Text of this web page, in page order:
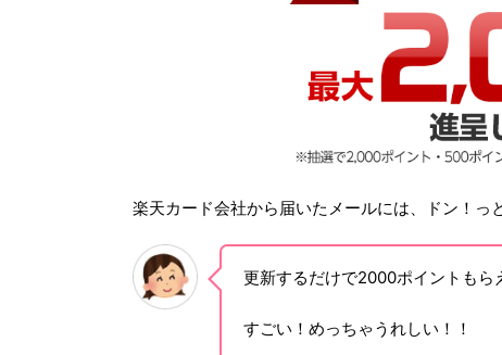
楽天カード会社から届いたメールには、ドン！っ
更新するだけで2000ポイントもら
すごい！めっちゃうれしい！！